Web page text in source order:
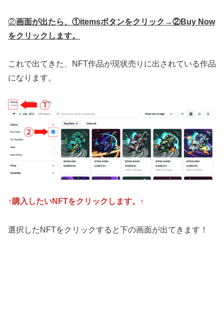
②画面が出たら、①itemsボタンをクリック→②Buy Now
をクリックします。
これで出てきた、NFT作品が現状売りに出されている作品
になります。
↑購入したいNFTをクリックします。↑
選択したNFTをクリックすると下の画面が出てきます！